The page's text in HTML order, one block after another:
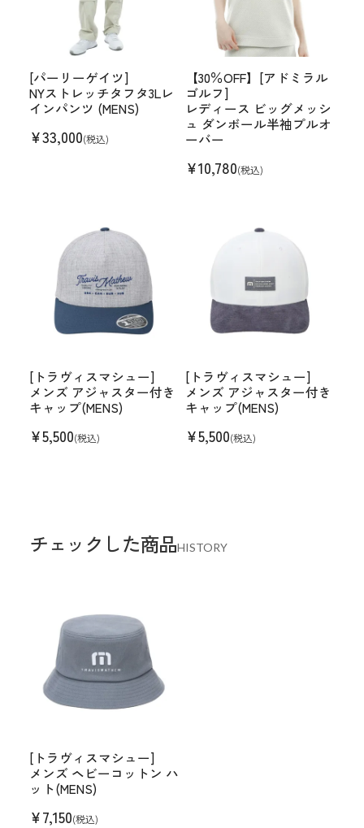
[パーリーゲイツ]
NYストレッチタフタ3Lレ
インパンツ (MENS)
¥33,000(税込)
【30％OFF】[アドミラル
ゴルフ]
レディース ビッグメッシ
ュ ダンボール半袖プルオ
ーバー
¥10,780(税込)
[トラヴィスマシュー]
メンズ アジャスター付き
キャップ(MENS)
¥5,500(税込)
[トラヴィスマシュー]
メンズ アジャスター付き
キャップ(MENS)
¥5,500(税込)
チェックした商品HISTORY
[トラヴィスマシュー]
メンズ ヘビーコットン ハ
ット(MENS)
¥7,150(税込)